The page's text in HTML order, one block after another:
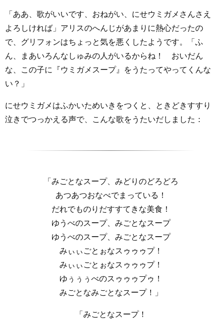
「ああ、歌がいいです、おねがい、にせウミガメさんさえ
よろしければ」アリスのへんじがあまりに熱心だったの
で、グリフォンはちょっと気を悪くしたようです。「ふ
ん、まあいろんなしゅみの人がいるからね！ おいだん
な、この子に『ウミガメスープ』をうたってやってくんな
い？」
にせウミガメはふかいためいきをつくと、ときどきすすり
泣きでつっかえる声で、こんな歌をうたいだしました：
「みごとなスープ、みどりのどろどろ
あつあつおなべでまっている！
だれでものりだすすてきな美食！
ゆうべのスープ、みごとなスープ
ゆうべのスープ、みごとなスープ
みぃぃごとぉなスゥゥゥプ！
みぃぃごとぉなスゥゥゥプ！
ゆぅぅぅべのスゥゥゥプゥ！
みごとなみごとなスープ！」
「みごとなスープ！